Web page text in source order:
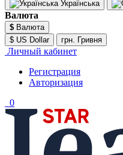
Українська
Валюта
$ Валюта
$ US Dollar
грн. Гривня
Личный кабинет
Регистрация
Авторизация
0